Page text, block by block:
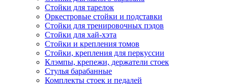
Стойки для тарелок
Оркестровые стойки и подставки
Стойки для тренировочных пэдов
Стойки для хай-хэта
Стойки и крепления томов
Стойки, крепления для перкуссии
Клэмпы, крепежи, держатели стоек
Стулья барабанные
Комплекты стоек и педалей